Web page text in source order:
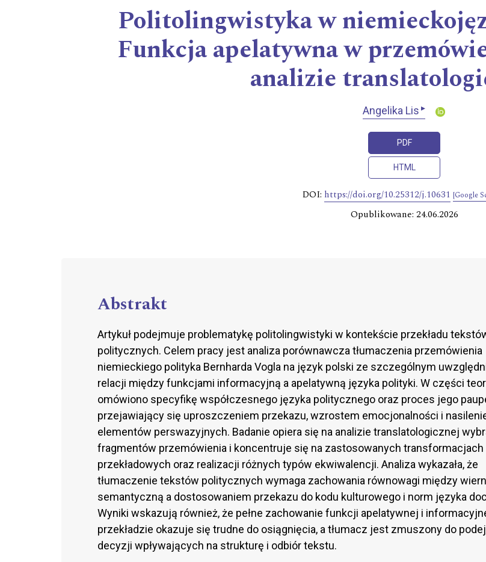
Politolingwistyka w
Funkcja apelatywna w
analizie
Angelika Lis ▸
PDF
HTML
DOI: https://doi.org/10.25312/j.10631 [Google
Opublikowane: 24.06.2026
Abstrakt
Artykuł podejmuje problematykę politolingwistyki w kontekście przekładu
politycznych. Celem pracy jest analiza porównawcza tłumaczenia przemówienia
niemieckiego polityka Bernharda Vogla na język polski ze szczególnym
relacji między funkcjami informacyjną a apelatywną języka polityki. W części
omówiono specyfikę współczesnego języka politycznego oraz proces jego
przejawiający się uproszczeniem przekazu, wzrostem emocjonalności i
elementów perswazyjnych. Badanie opiera się na analizie translatologicznej
fragmentów przemówienia i koncentruje się na zastosowanych transformacjach
przekładowych oraz realizacji różnych typów ekwiwalencji. Analiza wykazała, że
tłumaczenie tekstów politycznych wymaga zachowania równowagi między
semantyczną a dostosowaniem przekazu do kodu kulturowego i norm języka
Wyniki wskazują również, że pełne zachowanie funkcji apelatywnej i
przekładzie okazuje się trudne do osiągnięcia, a tłumacz jest zmuszony do
decyzji wpływających na strukturę i odbiór tekstu.